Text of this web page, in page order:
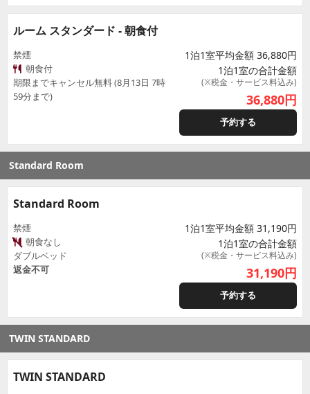
ルーム スタンダード - 朝食付
禁煙
朝食付
期限までキャンセル無料 (8月13日 7時
59分まで)
1泊1室平均金額 36,880円
1泊1室の合計金額
(※税金・サービス料込み)
36,880円
予約する
Standard Room
Standard Room
禁煙
朝食なし
ダブルベッド
返金不可
1泊1室平均金額 31,190円
1泊1室の合計金額
(※税金・サービス料込み)
31,190円
予約する
TWIN STANDARD
TWIN STANDARD